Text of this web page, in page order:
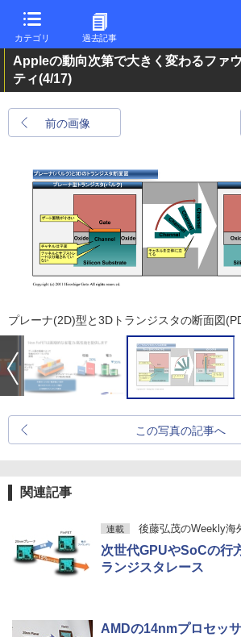
カテゴリ 過去記事
Appleの動向次第で大きく変わるファ
ティ(4/17)
前の画像
プレーナ(2D)型と3Dトランジスタの断面図
この写真の記事へ
関連記事
連載 後藤弘茂のWeekly海
次世代GPUやSoCの行
ランジスタレース
AMDの14nmプロセッ